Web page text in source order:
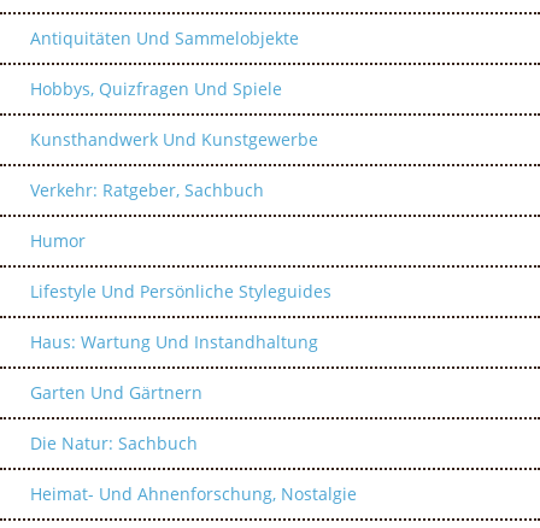
Antiquitäten Und Sammelobjekte
Hobbys, Quizfragen Und Spiele
Kunsthandwerk Und Kunstgewerbe
Verkehr: Ratgeber, Sachbuch
Humor
Lifestyle Und Persönliche Styleguides
Haus: Wartung Und Instandhaltung
Garten Und Gärtnern
Die Natur: Sachbuch
Heimat- Und Ahnenforschung, Nostalgie